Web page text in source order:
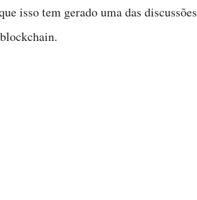
isso tem gerado uma das discussões